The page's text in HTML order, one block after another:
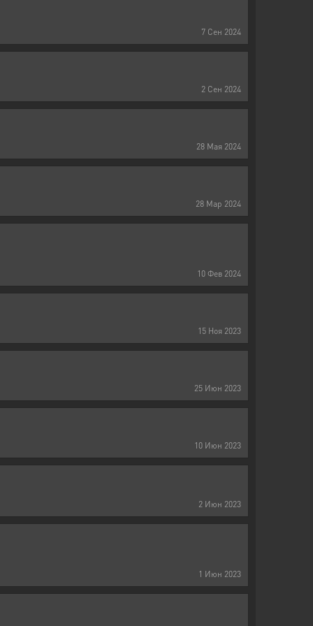
7 Сен 2024
2 Сен 2024
28 Мая 2024
28 Мар 2024
10 Фев 2024
15 Ноя 2023
25 Июн 2023
10 Июн 2023
2 Июн 2023
1 Июн 2023